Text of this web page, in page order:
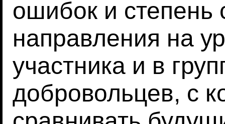
ошибок и
направления на
участника и в
добровольцев, с